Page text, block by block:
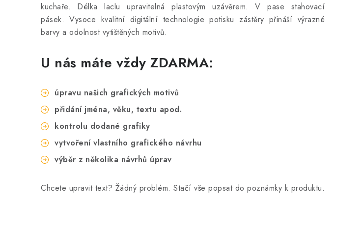
kuchaře. Délka laclu upravitelná plastovým uzávěrem. V pase stahovací
pásek.Vysoce kvalitní digitální technologie potisku zástěry přináší výrazné
barvy a odolnost vytištěných motivů.
U nás máte vždy ZDARMA:
úpravu našich grafických motivů
přidání jména, věku, textu apod.
kontrolu dodané grafiky
vytvoření vlastního grafického návrhu
výběr z několika návrhů úprav
Chcete upravit text? Žádný problém. Stačí vše popsat do poznámky k produktu.